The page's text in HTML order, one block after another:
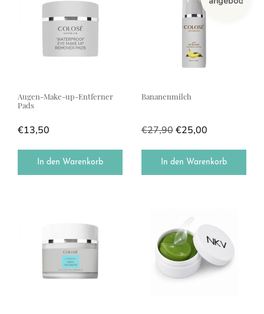
Augen-Make-up-Entferner
Pads
€13,50
In den Warenkorb
Bananenmilch
€27,90 €25,00
In den Warenkorb